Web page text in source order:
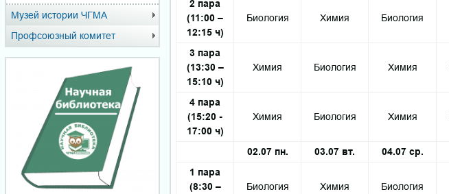
Музей истории ЧГМА
Профсоюзный комитет
2 пара
(11:00 –
12:15 ч)
Биология Химия Биология
3 пара
(13:30 –
15:10 ч)
Химия Биология Химия
4 пара
(15:20 -
17:00 ч)
Химия Биология Химия
02.07 пн. 03.07 вт. 04.07 ср.
1 пара
(8:30 –
Биология Химия Биология